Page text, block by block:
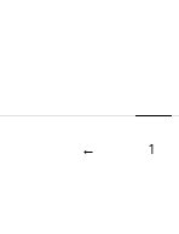
← 1